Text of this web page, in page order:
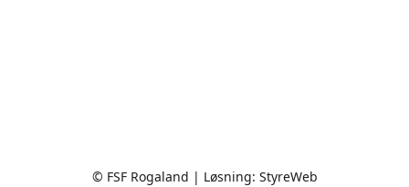
© FSF Rogaland | Løsning: StyreWeb